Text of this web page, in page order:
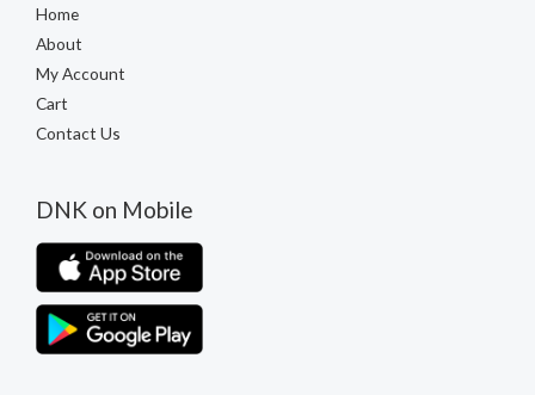
Home
About
My Account
Cart
Contact Us
DNK on Mobile